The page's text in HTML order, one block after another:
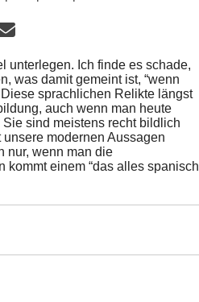
unterlegen. Ich finde es schade,
was damit gemeint ist, “wenn
sprachlichen Relikte längst
auch wenn man heute
Sie sind meistens recht bildlich
modernen Aussagen
nur, wenn man die
kommt einem “das alles spanisch